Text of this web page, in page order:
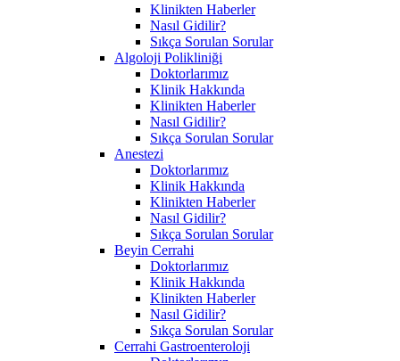
Klinikten Haberler
Nasıl Gidilir?
Sıkça Sorulan Sorular
Algoloji Polikliniği
Doktorlarımız
Klinik Hakkında
Klinikten Haberler
Nasıl Gidilir?
Sıkça Sorulan Sorular
Anestezi
Doktorlarımız
Klinik Hakkında
Klinikten Haberler
Nasıl Gidilir?
Sıkça Sorulan Sorular
Beyin Cerrahi
Doktorlarımız
Klinik Hakkında
Klinikten Haberler
Nasıl Gidilir?
Sıkça Sorulan Sorular
Cerrahi Gastroenteroloji